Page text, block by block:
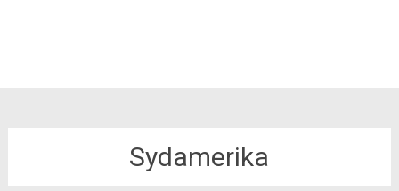
Sydamerika